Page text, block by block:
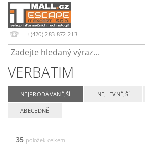
+(420) 283 872 213
VERBATIM
NEJPRODÁVANĚJŠÍ NEJLEVNĚJŠÍ
ABECEDNĚ
35 položek celkem